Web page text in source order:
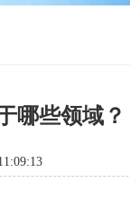
哪些领域？